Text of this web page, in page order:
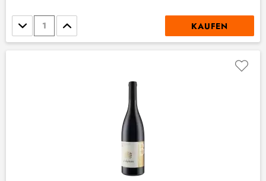
Stückzahl KAUFEN